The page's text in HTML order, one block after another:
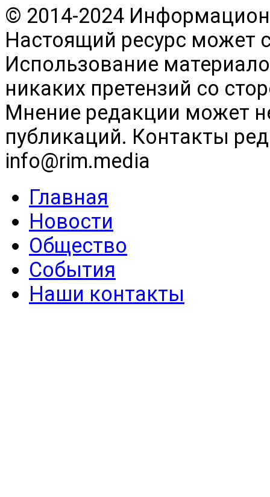
© 2014-2024
Настоящий ресурс может
Использование
никаких претензий со
Мнение редакции может
публикаций. Контакты
info@rim.media
Главная
Новости
Общество
События
Наши контакты